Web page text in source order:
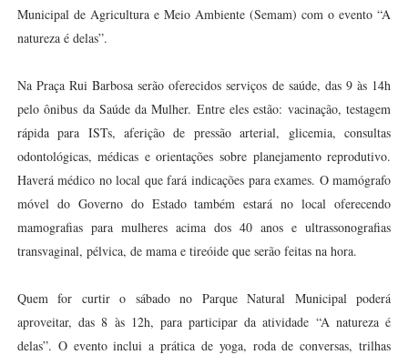
Municipal de Agricultura e Meio Ambiente (Semam) com o evento “A
natureza é delas”.
Na Praça Rui Barbosa serão oferecidos serviços de saúde, das 9 às 14h
pelo ônibus da Saúde da Mulher. Entre eles estão: vacinação, testagem
rápida para ISTs, aferição de pressão arterial, glicemia, consultas
odontológicas, médicas e orientações sobre planejamento reprodutivo.
Haverá médico no local que fará indicações para exames. O mamógrafo
móvel do Governo do Estado também estará no local oferecendo
mamografias para mulheres acima dos 40 anos e ultrassonografias
transvaginal, pélvica, de mama e tireóide que serão feitas na hora.
Quem for curtir o sábado no Parque Natural Municipal poderá
aproveitar, das 8 às 12h, para participar da atividade “A natureza é
delas”. O evento inclui a prática de yoga, roda de conversas, trilhas